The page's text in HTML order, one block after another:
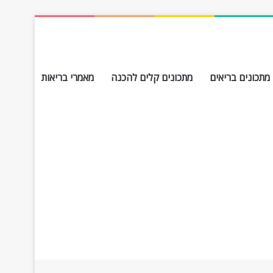
מתכונים בריאים מתכונים קלים להכנה מאמרי בריאות